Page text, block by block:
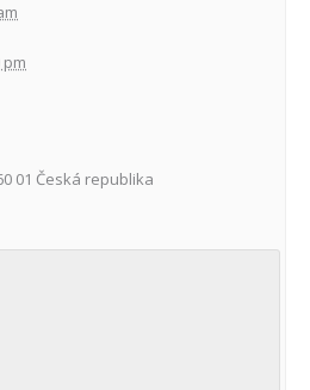
pm
01 Česká republika